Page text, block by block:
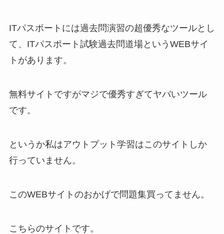
ITパスポートには過去問演習の超優秀なツールとし
て、 ITパスポート試験過去問道場というWEBサイ
トがあります。
無料サイトですがマジで優秀すぎてヤバいツール
です。
というか私はアウトプット学習はこのサイトしか
行っていません。
このWEBサイトのおかげで問題集買ってません。
こちらのサイトです。